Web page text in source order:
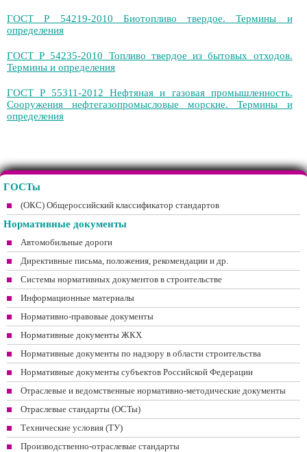
ГОСТ Р 54219-2010 Биотопливо твердое. Термины и
определения
ГОСТ Р 54235-2010 Топливо твердое из бытовых отходов.
Термины и определения
ГОСТ Р 55311-2012 Нефтяная и газовая промышленность.
Сооружения нефтегазопромысловые морские. Термины и
определения
ГОСТы
(ОКС) Общероссийский классификатор стандартов
Нормативные документы
Автомобильные дороги
Директивные письма, положения, рекомендации и др.
Системы нормативных документов в строительстве
Информационные материалы
Нормативно-правовые документы
Нормативные документы ЖКХ
Нормативные документы по надзору в области строительства
Нормативные документы субъектов Российской Федерации
Отраслевые и ведомственные нормативно-методические документы
Отраслевые стандарты (ОСТы)
Технические условия (ТУ)
Производственно-отраслевые стандарты